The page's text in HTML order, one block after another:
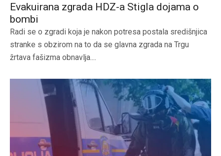
Evakuirana zgrada HDZ-a Stigla dojama o
bombi
Radi se o zgradi koja je nakon potresa postala središnjica
stranke s obzirom na to da se glavna zgrada na Trgu
žrtava fašizma obnavlja....